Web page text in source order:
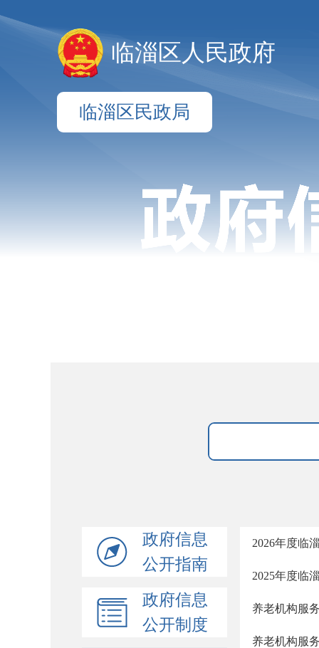
临淄区人民政府
临淄区民政局
政府信息
公开指南
政府信息
公开制度
2026年度临
2025年度临
养老机构服
养老机构服